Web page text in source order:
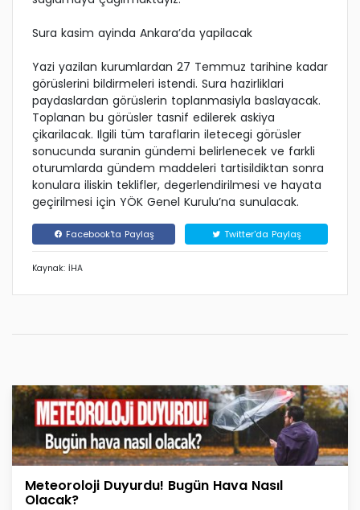
Sura kasim ayinda Ankara’da yapilacak
Yazi yazilan kurumlardan 27 Temmuz tarihine kadar
görüslerini bildirmeleri istendi. Sura hazirliklari
paydaslardan görüslerin toplanmasiyla baslayacak.
Toplanan bu görüsler tasnif edilerek askiya
çikarilacak. Ilgili tüm taraflarin iletecegi görüsler
sonucunda suranin gündemi belirlenecek ve farkli
oturumlarda gündem maddeleri tartisildiktan sonra
konulara iliskin teklifler, degerlendirilmesi ve hayata
geçirilmesi için YÖK Genel Kurulu’na sunulacak.
Facebook'ta Paylaş Twitter'da Paylaş
Kaynak: İHA
Meteoroloji Duyurdu! Bugün Hava Nasıl
Olacak?